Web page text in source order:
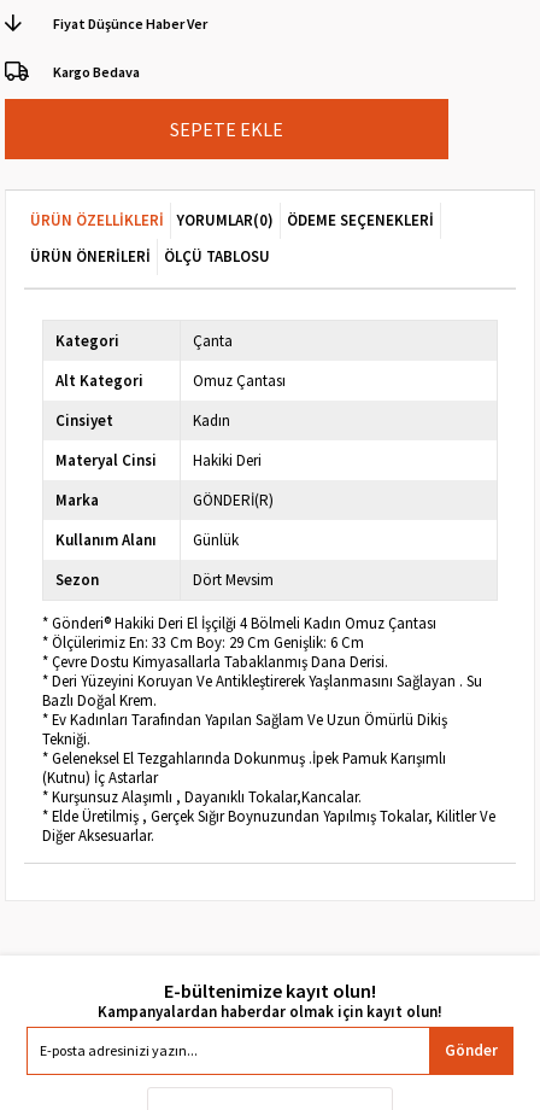
Fiyat Düşünce Haber Ver
Kargo Bedava
ÜRÜN ÖZELLIKLERI YORUMLAR(0)
ÖDEME SEÇENEKLERI
ÜRÜN ÖNERILERI
ÖLÇÜ TABLOSU
Kategori
Çanta
Alt Kategori
Omuz Çantası
Cinsiyet
Kadın
Materyal Cinsi
Hakiki Deri
Marka
GÖNDERİ(R)
Kullanım Alanı
Günlük
Sezon
Dört Mevsim
* Gönderi® Hakiki Deri El İşçilği 4 Bölmeli Kadın Omuz Çantası
* Ölçülerimiz En: 33 Cm Boy: 29 Cm Genişlik: 6 Cm
* Çevre Dostu Kimyasallarla Tabaklanmış Dana Derisi.
* Deri Yüzeyini Koruyan Ve Antikleştirerek Yaşlanmasını Sağlayan . Su
Bazlı Doğal Krem.
* Ev Kadınları Tarafından Yapılan Sağlam Ve Uzun Ömürlü Dikiş
Tekniği.
* Geleneksel El Tezgahlarında Dokunmuş .İpek Pamuk Karışımlı
(Kutnu) İç Astarlar
* Kurşunsuz Alaşımlı , Dayanıklı Tokalar,Kancalar.
* Elde Üretilmiş , Gerçek Sığır Boynuzundan Yapılmış Tokalar, Kilitler Ve
Diğer Aksesuarlar.
E-bültenimize kayıt olun!
Gönder